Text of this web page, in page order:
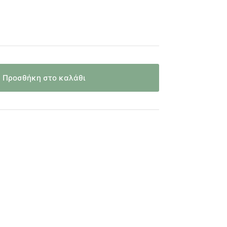
Προσθήκη στο καλάθι